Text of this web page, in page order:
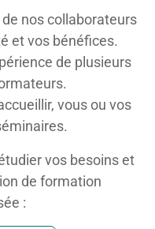
nos collaborateurs
et vos bénéfices.
de plusieurs
vous ou vos
vos besoins et
de formation
: